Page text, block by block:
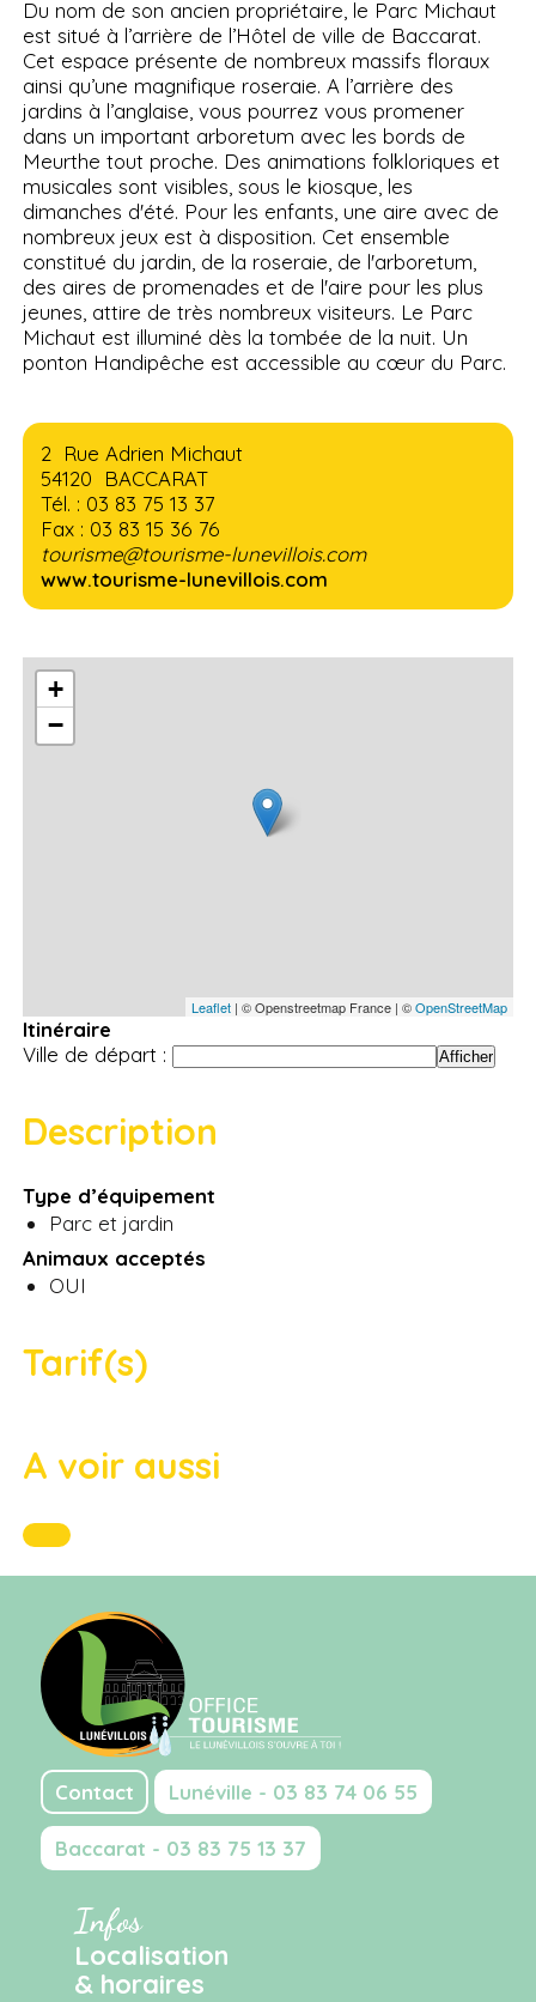
Du nom de son ancien propriétaire, le Parc Michaut
est situé à l’arrière de l’Hôtel de ville de Baccarat.
Cet espace présente de nombreux massifs floraux
ainsi qu’une magnifique roseraie. A l’arrière des
jardins à l’anglaise, vous pourrez vous promener
dans un important arboretum avec les bords de
Meurthe tout proche. Des animations folkloriques et
musicales sont visibles, sous le kiosque, les
dimanches d'été. Pour les enfants, une aire avec de
nombreux jeux est à disposition. Cet ensemble
constitué du jardin, de la roseraie, de l'arboretum,
des aires de promenades et de l'aire pour les plus
jeunes, attire de très nombreux visiteurs. Le Parc
Michaut est illuminé dès la tombée de la nuit. Un
ponton Handipêche est accessible au cœur du Parc.
2 Rue Adrien Michaut
54120 BACCARAT
Tél. : 03 83 75 13 37
Fax : 03 83 15 36 76
tourisme@tourisme-lunevillois.com
www.tourisme-lunevillois.com
+
−
Leaflet| © Openstreetmap France | ©OpenStreetMap
Itinéraire
Ville de départ :
Description
Type d’équipement
Parc et jardin
Animaux acceptés
OUI
Tarif(s)
A voir aussi
Contact Lunéville - 03 83 74 06 55
Baccarat - 03 83 75 13 37
Infos
Localisation
& horaires